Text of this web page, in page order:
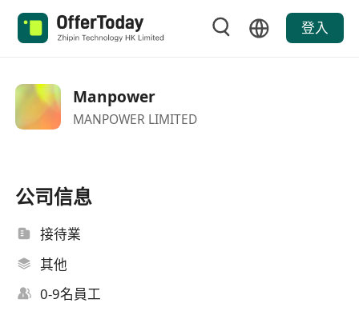
登入
Manpower
MANPOWER LIMITED
公司信息
接待業
其他
0-9名員工